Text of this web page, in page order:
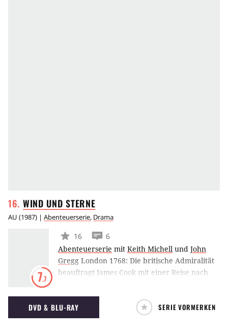
WIND UNDSTERNE
AU (1987) | Abenteuerserie, Drama
7.7
16
6
Abenteuerserie mit Keith Michell und John
Gregg London 1768: Die britische Admiralität
beauftragt James Cook mit einer Reise nach
lässt Cook einen alten Kohlenfrachter
umbauen und sticht mit Wissenschaftlern und
Exzentrikern in See - getrieben von der
DVD & BLU-RAY SERIE VORMERKEN